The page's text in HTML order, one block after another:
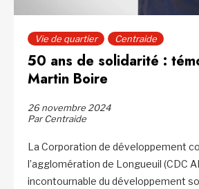
Vie de quartier Centraide
50 ans de solidarité :
Martin Boire
26 novembre 2024
Par Centraide
La Corporation de développement
l’agglomération de Longueuil (CDC
incontournable du développement